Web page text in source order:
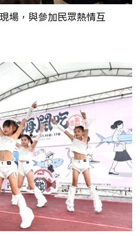
場，與參加民眾熱情互